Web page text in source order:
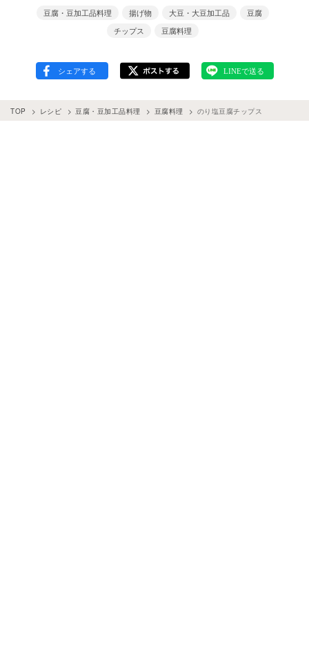
豆腐・豆加工品料理 揚げ物 大豆・大豆加工品
豆腐
チップス
豆腐料理
TOP レシピ 豆腐・豆加工品料理 豆腐料理 のり塩豆腐チップス